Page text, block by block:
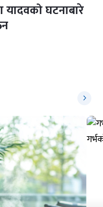
यादवको घटनाबारे